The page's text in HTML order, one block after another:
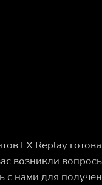
FX Replay
возникли
с нами для